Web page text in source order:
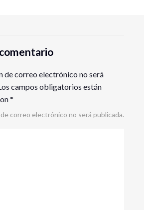
de correo electrónico no será
campos obligatorios están
*
correo electrónico no será publicada.